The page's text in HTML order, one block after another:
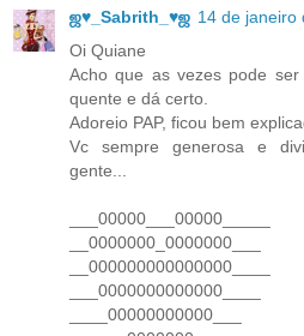
ஜ♥_Sabrith_♥ஜ 14 de janeiro
Oi Quiane
Acho que as vezes pode
quente e dá certo.
Adoreio PAP, ficou bem
Vc sempre generosa e
gente...
___00000___00000_____
__0000000_0000000___
__000000000000000____
___0000000000000____
____00000000000___